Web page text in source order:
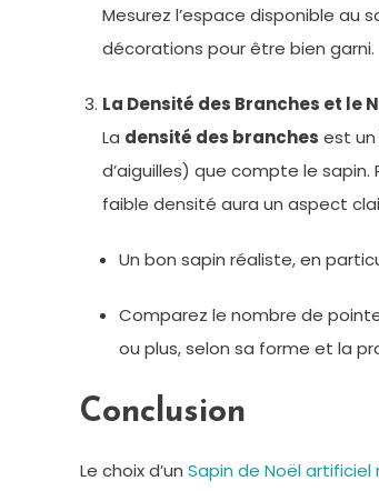
Mesurez l’espace disponible au
décorations pour être bien garni.
La Densité des Branches et le
La densité des branches est
d’aiguilles) que compte le
faible densité aura un aspect
Un bon sapin réaliste, en
Comparez le nombre de
ou plus, selon sa forme et la
Conclusion
Le choix d’un Sapin de Noël artificiel